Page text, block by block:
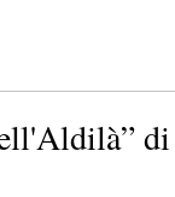
di